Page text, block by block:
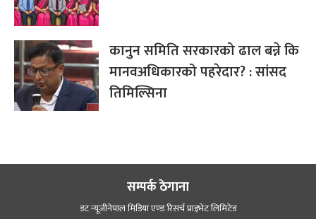
कानुन समिति सरकारको ढाल बन्ने कि
मानवअधिकारको पहरेदार? : सांसद
तिमिल्सिना
सम्पर्क ठेगाना
डट न्यूजीनेपाल मिडिया एण्ड रिसर्च प्राइभेट लिमिटेड